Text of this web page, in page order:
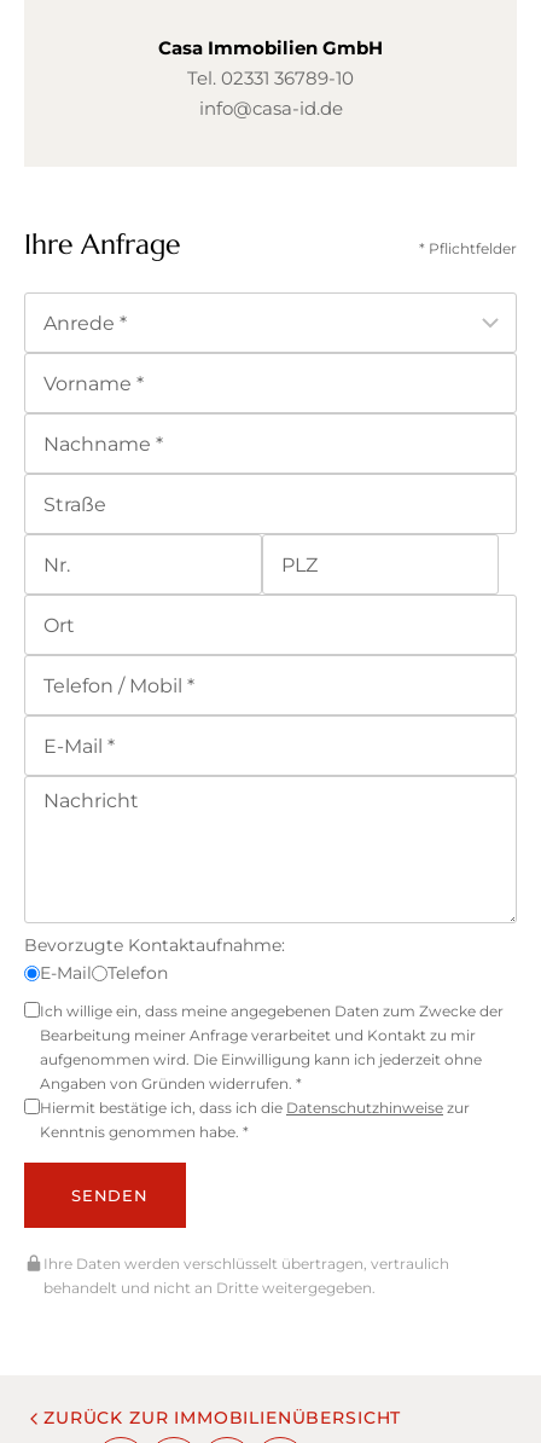
Ihre Anfrage * Pflichtfelder
Bevorzugte Kontaktaufnahme:
E-Mail
Telefon
Ich willige ein, dass meine angegebenen Daten zum Zwecke der
Bearbeitung meiner Anfrage verarbeitet und Kontakt zu mir
aufgenommen wird. Die Einwilligung kann ich jederzeit ohne
Angaben von Gründen widerrufen. *
Hiermit bestätige ich, dass ich die Datenschutzhinweise zur
Kenntnis genommen habe. *
SENDEN
Ihre Daten werden verschlüsselt übertragen, vertraulich
behandelt und nicht an Dritte weitergegeben.
Casa Immobilien GmbH
Tel. 02331 36789-10
info@casa-id.de
ZURÜCK ZUR IMMOBILIENÜBERSICHT